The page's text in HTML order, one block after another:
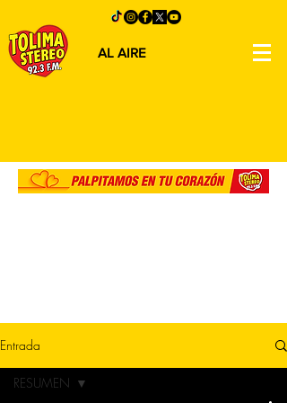
AL AIRE
Entrada
RESUMEN